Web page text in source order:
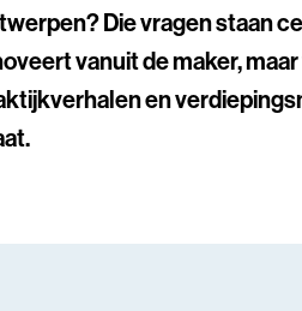
Die vragen staan
vanuit de maker,
en